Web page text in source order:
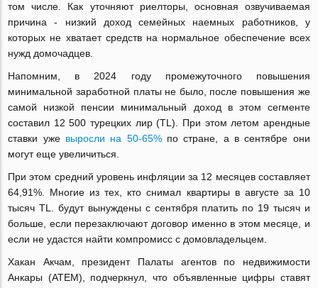
том числе. Как уточняют риелторы, основная озвучиваемая
причина - низкий доход семейных наемных работников, у
которых не хватает средств на нормальное обеспечение всех
нужд домочадцев.
Напомним, в 2024 году промежуточного повышения
минимальной заработной платы не было, после повышения же
самой низкой пенсии минимальный доход в этом сегменте
составил 12 500 турецких лир (TL). При этом летом арендные
ставки уже выросли на 50-65%по стране, а в сентябре они
могут еще увеличиться.
При этом средний уровень инфляции за 12 месяцев составляет
64,91%. Многие из тех, кто снимал квартиры в августе за 10
тысяч TL. будут вынуждены с сентября платить по 19 тысяч и
больше, если перезаключают договор именно в этом месяце, и
если не удастся найти компромисс с домовладельцем.
Хакан Акчам, президент Палаты агентов по недвижимости
Анкары (ATEM), подчеркнул, что объявленные цифры ставят